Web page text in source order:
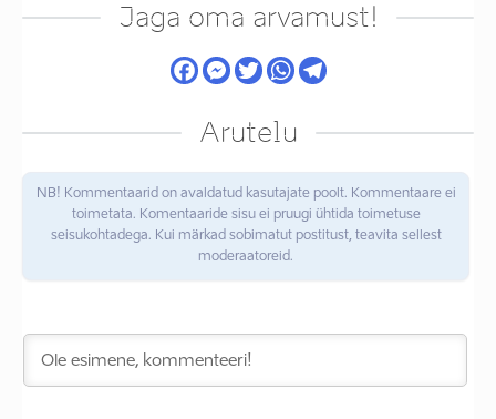
Jaga oma arvamust!
Arutelu
NB! Kommentaarid on avaldatud kasutajate poolt. Kommentaare ei
toimetata. Komentaaride sisu ei pruugi ühtida toimetuse
seisukohtadega. Kui märkad sobimatut postitust, teavita sellest
moderaatoreid.